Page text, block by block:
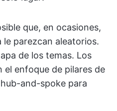
que, en ocasiones,
le parezcan aleatorios.
de los temas. Los
el enfoque de pilares de
and-spoke para